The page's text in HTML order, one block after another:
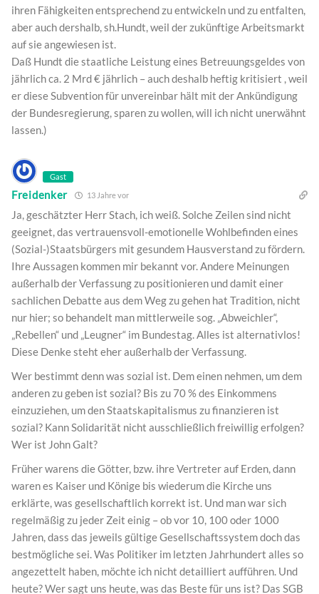
ihren Fähigkeiten entsprechend zu entwickeln und zu entfalten,
aber auch dershalb, sh.Hundt, weil der zukünftige Arbeitsmarkt
auf sie angewiesen ist.
Daß Hundt die staatliche Leistung eines Betreuungsgeldes von
jährlich ca. 2 Mrd € jährlich – auch deshalb heftig kritisiert , weil
er diese Subvention für unvereinbar hält mit der Ankündigung
der Bundesregierung, sparen zu wollen, will ich nicht unerwähnt
lassen.)
Gast
Freidenker 13 Jahre vor
Ja, geschätzter Herr Stach, ich weiß. Solche Zeilen sind nicht
geeignet, das vertrauensvoll-emotionelle Wohlbefinden eines
(Sozial-)Staatsbürgers mit gesundem Hausverstand zu fördern.
Ihre Aussagen kommen mir bekannt vor. Andere Meinungen
außerhalb der Verfassung zu positionieren und damit einer
sachlichen Debatte aus dem Weg zu gehen hat Tradition, nicht
nur hier; so behandelt man mittlerweile sog. „Abweichler“,
„Rebellen“ und „Leugner“ im Bundestag. Alles ist alternativlos!
Diese Denke steht eher außerhalb der Verfassung.
Wer bestimmt denn was sozial ist. Dem einen nehmen, um dem
anderen zu geben ist sozial? Bis zu 70 % des Einkommens
einzuziehen, um den Staatskapitalismus zu finanzieren ist
sozial? Kann Solidarität nicht ausschließlich freiwillig erfolgen?
Wer ist John Galt?
Früher warens die Götter, bzw. ihre Vertreter auf Erden, dann
waren es Kaiser und Könige bis wiederum die Kirche uns
erklärte, was gesellschaftlich korrekt ist. Und man war sich
regelmäßig zu jeder Zeit einig – ob vor 10, 100 oder 1000
Jahren, dass das jeweils gültige Gesellschaftssystem doch das
bestmögliche sei. Was Politiker im letzten Jahrhundert alles so
angezettelt haben, möchte ich nicht detailliert aufführen. Und
heute? Wer sagt uns heute, was das Beste für uns ist? Das SGB